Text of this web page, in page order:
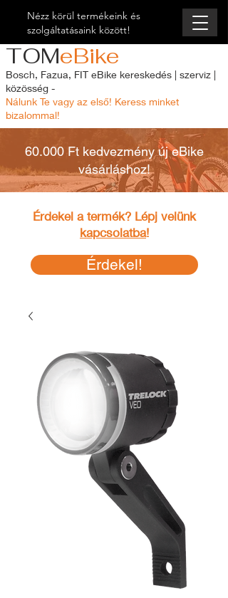
Nézz körül termékeink és
szolgáltatásaink között!
TOMeBike
Bosch, Fazua, FIT eBike kereskedés | szerviz |
közösség -
Nálunk Te vagy az első! Keress minket
bizalommal!
60.000 Ft kedvezmény új eBike
vásárláshoz!
Érdekel a termék? Lépj velünk
kapcsolatba!
Érdekel!